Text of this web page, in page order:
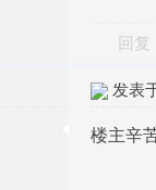
回复
发表
楼主辛